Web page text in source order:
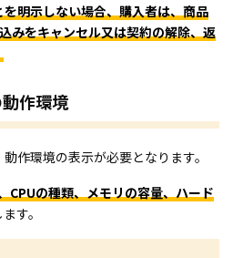
明示しない場合、購入者は、商品
みをキャンセル又は契約の解除、返
動作環境
作環境の表示が必要となります。
CPUの種類、メモリの容量、ハード
ます。